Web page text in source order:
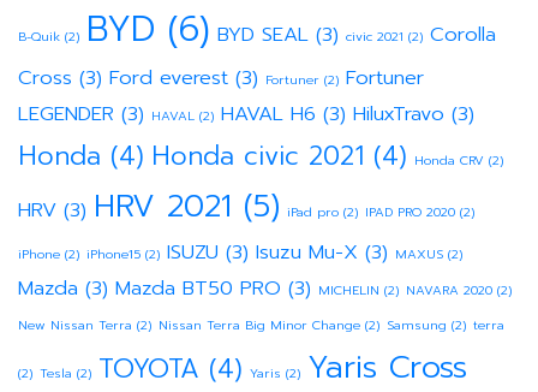
B-Quik (2) BYD (6) BYD SEAL (3) civic 2021 (2) Corolla
Cross (3) Ford everest (3) Fortuner (2) Fortuner
LEGENDER (3) HAVAL (2) HAVAL H6 (3) HiluxTravo (3)
Honda (4) Honda civic 2021 (4) Honda CRV (2)
HRV (3) HRV 2021 (5) iPad pro (2) IPAD PRO 2020 (2)
iPhone (2) iPhone15 (2) ISUZU (3) Isuzu Mu-X (3) MAXUS (2)
Mazda (3) Mazda BT50 PRO (3) MICHELIN (2) NAVARA 2020 (2)
New Nissan Terra (2) Nissan Terra Big Minor Change (2) Samsung (2) terra
(2) Tesla (2) TOYOTA (4) Yaris (2) Yaris Cross